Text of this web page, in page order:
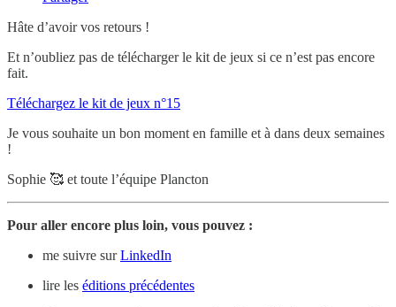
Hâte d’avoir vos retours !
Et n’oubliez pas de télécharger le kit de jeux si ce n’est pas encore
fait.
Téléchargez le kit de jeux n°15
Je vous souhaite un bon moment en famille et à dans deux semaines
!
Sophie 🥰 et toute l’équipe Plancton
Pour aller encore plus loin, vous pouvez :
me suivre surLinkedIn
lire les éditions précédentes